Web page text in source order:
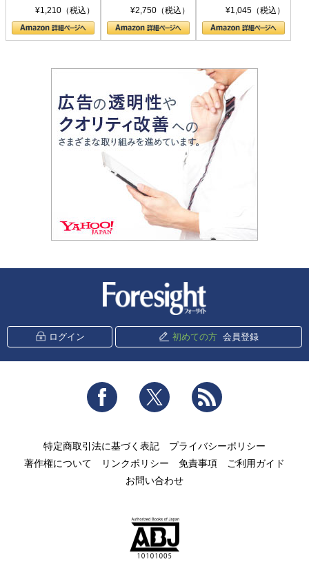
シリーズ)¥1,210（税込）
〈ヤヌス〉の二つ
の顔
¥2,750（税込）
ル新書)¥1,045（税込）
ログイン 初めての方 会員登録
Facebook Twitter
特定商取引法に基づく表記
プライバシーポリシー
著作権について
リンクポリシー 免責事項
ご利用ガイド
お問い合わせ